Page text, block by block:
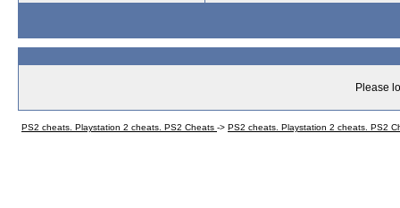
Please
PS2 cheats. Playstation 2 cheats. PS2 Cheats -> PS2 cheats. Playstation 2 cheats. PS2